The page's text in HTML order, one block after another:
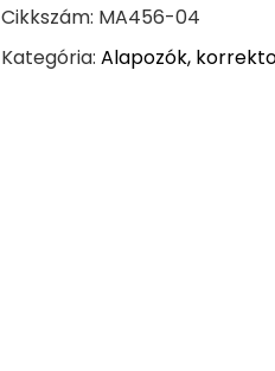
alapozó
utántöltő/04
mennyiség
Cikkszám: MA456-04
Kategória:Alapozók,